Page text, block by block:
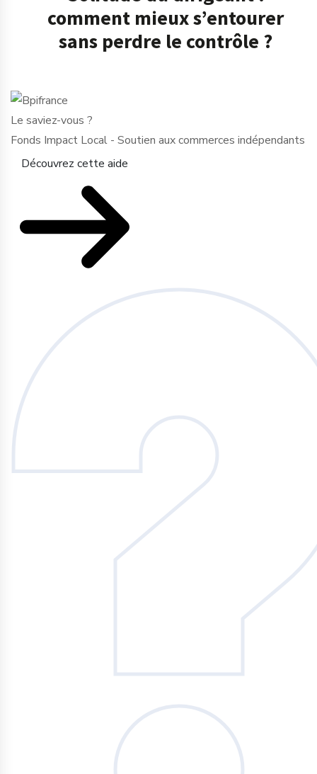
comment mieux s’entourer
sans perdre le contrôle ?
Le saviez-vous ?
Fonds Impact Local - Soutien aux commerces indépendants
Découvrez cette aide